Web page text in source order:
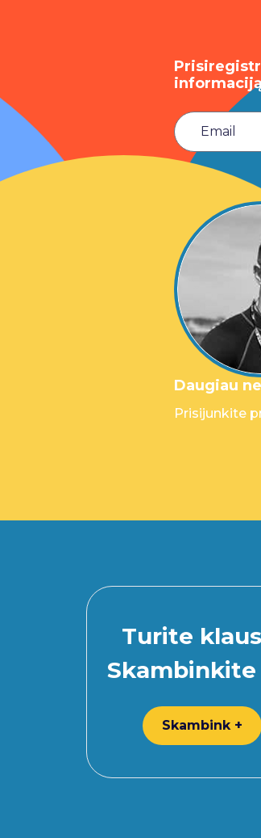
Daugiau
Prisijunkite
Turite
Skambinkite
Skambink +